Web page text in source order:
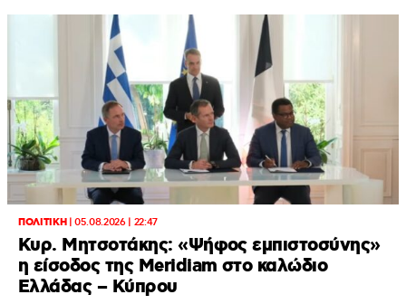
ΠΟΛΙΤΙΚΗ|05.08.2026 | 22:47
Κυρ. Μητσοτάκης: «Ψήφος εμπιστοσύνης»
η είσοδος της Meridiam στο καλώδιο
Ελλάδας – Κύπρου